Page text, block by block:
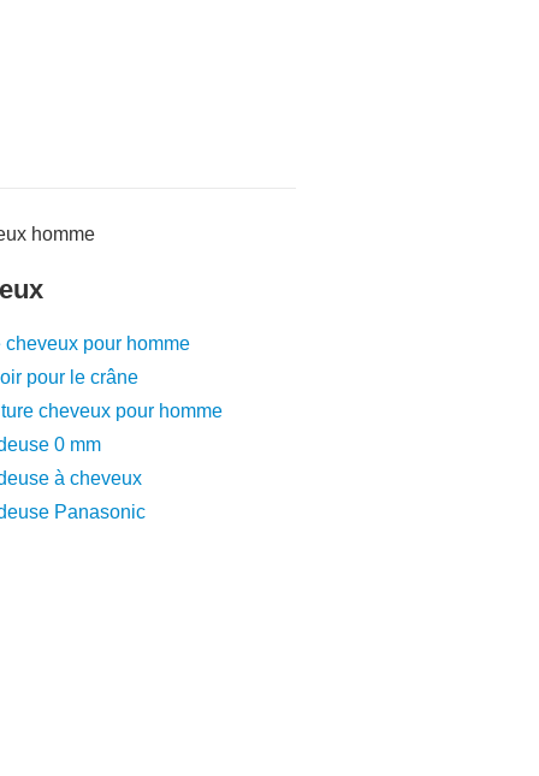
cheveux pour homme
pour le crâne
cheveux pour homme
0 mm
à cheveux
Panasonic